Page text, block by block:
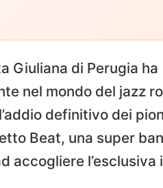
Giuliana di Perugia ha
nel mondo del jazz
definitivo dei
Beat, una super
accogliere l’esclusiva